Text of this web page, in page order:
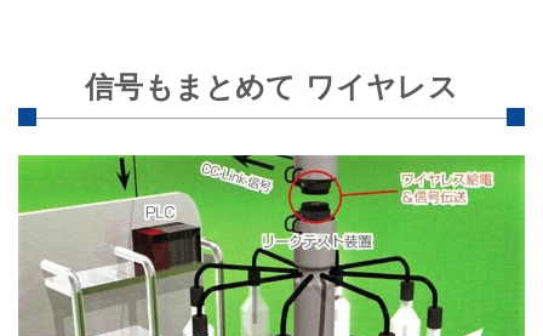
信号もまとめて ワイヤレス